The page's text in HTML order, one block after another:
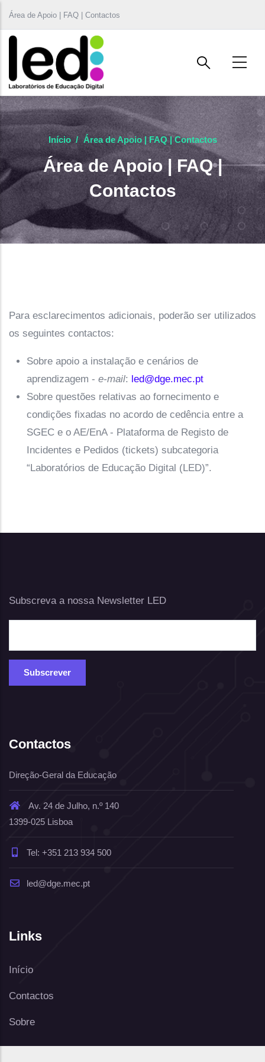
Passar para o conteúdo principal
Área de Apoio | FAQ | Contactos
Início / Área de Apoio | FAQ | Contactos
Área de Apoio | FAQ |
Contactos
Para esclarecimentos adicionais, poderão ser utilizados
os seguintes contactos:
Sobre apoio a instalação e cenários de
aprendizagem - e-mail: led@dge.mec.pt
Sobre questões relativas ao fornecimento e
condições fixadas no acordo de cedência entre a
SGEC e o AE/EnA - Plataforma de Registo de
Incidentes e Pedidos (tickets) subcategoria
“Laboratórios de Educação Digital (LED)”.
Subscreva a nossa Newsletter LED
Contactos
Direção-Geral da Educação
Av. 24 de Julho, n.º 140
1399-025 Lisboa
Tel: +351 213 934 500
led@dge.mec.pt
Links
Início
Contactos
Sobre